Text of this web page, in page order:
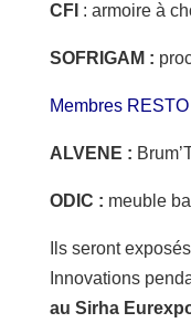
CFI : armoire à
SOFRIGAM :
Membres
ALVENE :
ODIC : meuble
Ils seront
Innovations
au Sirha